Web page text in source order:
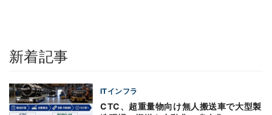
新着記事
ITインフラ
CTC、超重量物向け無人搬送車で大型製